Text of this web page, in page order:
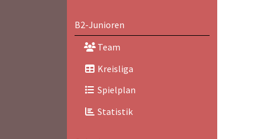
B2-Junioren
Team
Kreisliga
Spielplan
Statistik